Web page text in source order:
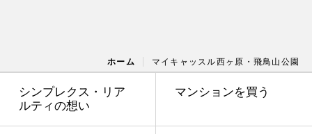
ホーム マイキャッスル西ヶ原・飛鳥山公園
シンプレクス・リア
ルティの想い
マンションを買う